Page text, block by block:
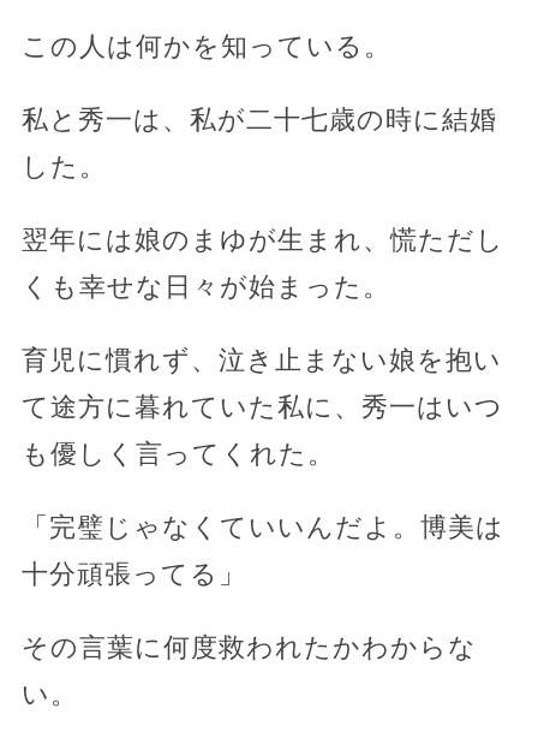
この人は何かを知っている。
私と秀一は、私が二十七歳の時に結婚
した。
翌年には娘のまゆが生まれ、慌ただし
くも幸せな日々が始まった。
育児に慣れず、泣き止まない娘を抱い
て途方に暮れていた私に、秀一はいつ
も優しく言ってくれた。
「完璧じゃなくていいんだよ。博美は
十分頑張ってる」
その言葉に何度救われたかわからな
い。